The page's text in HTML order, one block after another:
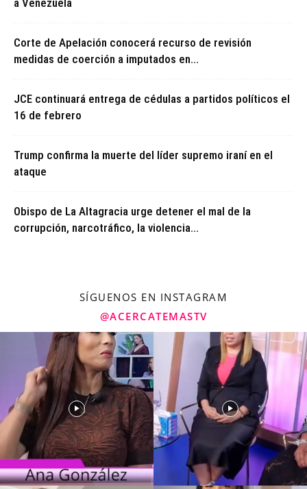
Corte de Apelación conocerá recurso de revisión
medidas de coerción a imputados en...
JCE continuará entrega de cédulas a partidos políticos el
16 de febrero
Trump confirma la muerte del líder supremo iraní en el
ataque
Obispo de La Altagracia urge detener el mal de la
corrupción, narcotráfico, la violencia...
SÍGUENOS EN INSTAGRAM
@ACERCATEMASTV